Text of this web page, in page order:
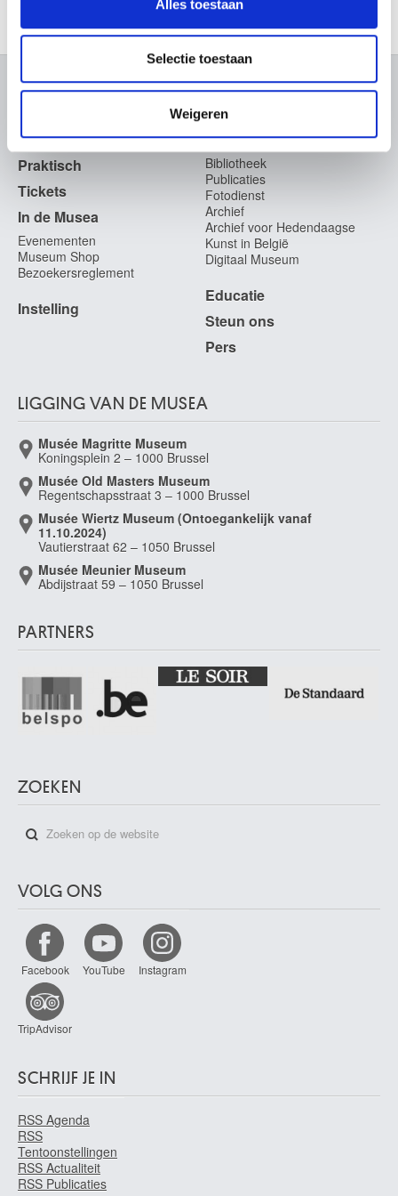
informatie over uw gebruik van onze site met onze
partners voor social media, adverteren en analyse. Deze
verzameld op basis van uw gebruik van hun services.
Alles toestaan
Selectie toestaan
Weigeren
OVER DE MUSEA
Veelgestelde vragen
Praktisch
Tickets
In de Musea
Evenementen
Museum Shop
Bezoekersreglement
Instelling
Onderzoek
Bibliotheek
Publicaties
Fotodienst
Archief
Archief voor Hedendaagse
Kunst in België
Digitaal Museum
Educatie
Steun ons
Pers
LIGGING VAN DE MUSEA
Musée Magritte Museum
Koningsplein 2 – 1000 Brussel
Musée Old Masters Museum
Regentschapsstraat 3 – 1000 Brussel
Musée Wiertz Museum (Ontoegankelijk vanaf
11.10.2024)
Vautierstraat 62 – 1050 Brussel
Musée Meunier Museum
Abdijstraat 59 – 1050 Brussel
PARTNERS
ZOEKEN
VOLG ONS
Facebook YouTube Instagram
TripAdvisor
SCHRIJF JE IN
RSS Agenda
RSS
Tentoonstellingen
RSS Actualiteit
RSS Publicaties